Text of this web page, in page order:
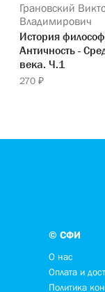
Грановский
Владимирович
История
Античность -
века. Ч.1
270 ₽
© СФИ
О нас
Оплата и
Политика